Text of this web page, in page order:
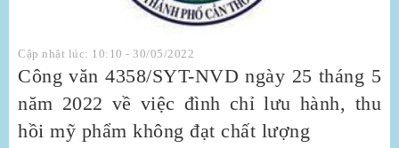
Cập nhật lúc: 10:10 - 30/05/2022
Công văn 4358/SYT-NVD ngày 25 tháng 5
năm 2022 về việc đình chỉ lưu hành, thu
hồi mỹ phẩm không đạt chất lượng